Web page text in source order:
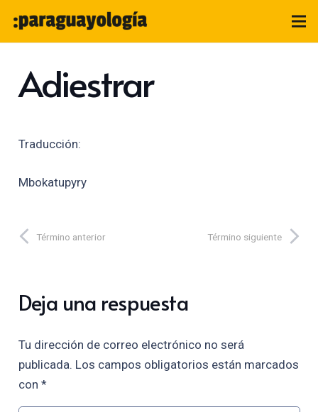
Adiestrar
Traducción:
Mbokatupyry
Término anterior Término siguiente
Deja una respuesta
Tu dirección de correo electrónico no será
publicada. Los campos obligatorios están marcados
con *